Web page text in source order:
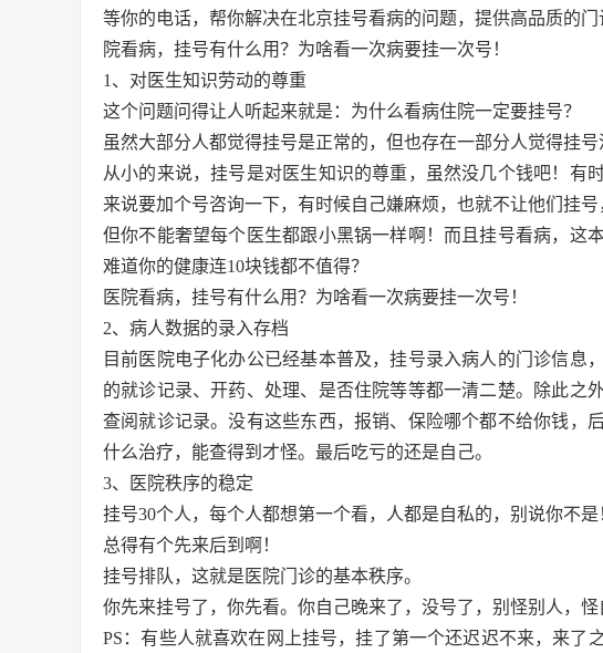
等你的电话，帮你解决在北京挂号看病的问题，提供高品质的门
院看病，挂号有什么用？为啥看一次病要挂一次号！
1、对医生知识劳动的尊重
这个问题问得让人听起来就是：为什么看病住院一定要挂号？
虽然大部分人都觉得挂号是正常的，但也存在一部分人觉得挂号
从小的来说，挂号是对医生知识的尊重，虽然没几个钱吧！有
来说要加个号咨询一下，有时候自己嫌麻烦，也就不让他们挂号
但你不能奢望每个医生都跟小黑锅一样啊！而且挂号看病，这
难道你的健康连10块钱都不值得？
医院看病，挂号有什么用？为啥看一次病要挂一次号！
2、病人数据的录入存档
目前医院电子化办公已经基本普及，挂号录入病人的门诊信息
的就诊记录、开药、处理、是否住院等等都一清二楚。除此之
查阅就诊记录。没有这些东西，报销、保险哪个都不给你钱，
什么治疗，能查得到才怪。最后吃亏的还是自己。
3、医院秩序的稳定
挂号30个人，每个人都想第一个看，人都是自私的，别说你不是
总得有个先来后到啊！
挂号排队，这就是医院门诊的基本秩序。
你先来挂号了，你先看。你自己晚来了，没号了，别怪别人，怪
PS：有些人就喜欢在网上挂号，挂了第一个还迟迟不来，来了